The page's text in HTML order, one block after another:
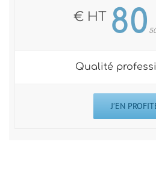
€ HT 80
Qualité
J’EN